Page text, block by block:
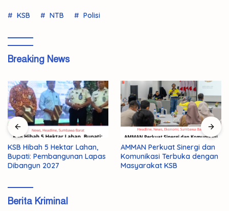
KSB NTB Polisi
Breaking News
KSB Hibah 5 Hektar Lahan,
Bupati: Pembangunan Lapas
Dibangun 2027
AMMAN Perkuat Sinergi dan
Komunikasi Terbuka dengan
Masyarakat KSB
Berita Kriminal